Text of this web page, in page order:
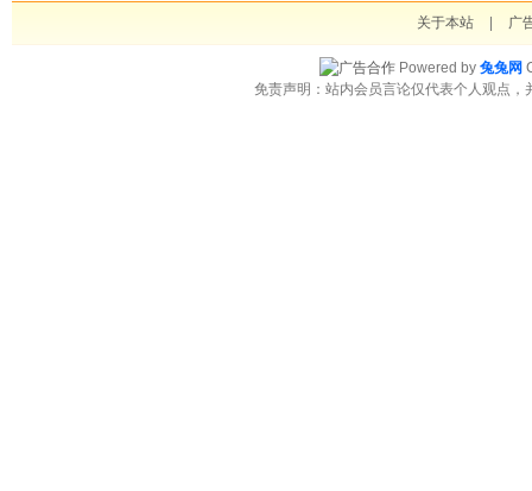
关于本站 广
Powered by 兔兔网
免责声明：站内会员言论仅代表个人观点